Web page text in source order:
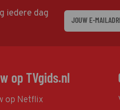
iedere dag
op TVgids.nl
op Netflix